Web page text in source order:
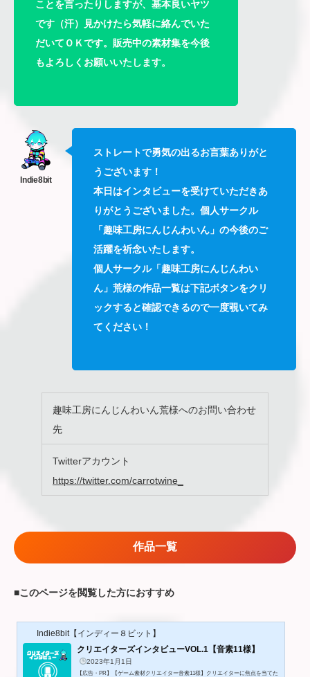
ことを言ったりしますが、基本良いヤツ
です（汗）見かけたら気軽に絡んでいた
だいてＯＫです。販売中の素材集を今後
もよろしくお願いいたします。
ストレートで勇気の出るお言葉ありがと
うございます！
本日はインタビューを受けていただきあ
りがとうございました。 個人サークル
「趣味工房にんじんわいん」 の今後のご
活躍を祈念いたします。
個人サークル「趣味工房にんじんわい
ん」 荒様の作品一覧は下記ボタンをクリ
ックすると確認できるので一度覗いてみ
てください！
趣味工房にんじんわいん荒様へのお問い合わせ
先
Twitterアカウント
https://twitter.com/carrotwine_
作品一覧
■このページを閲覧した方におすすめ
Indie8bit【インディー８ビット】
クリエイターズインタビューVOL.1【音素11様】
2023年1月1日
【広告・PR】【ゲーム素材クリエイター音素11様】クリエイターに焦点を当てた